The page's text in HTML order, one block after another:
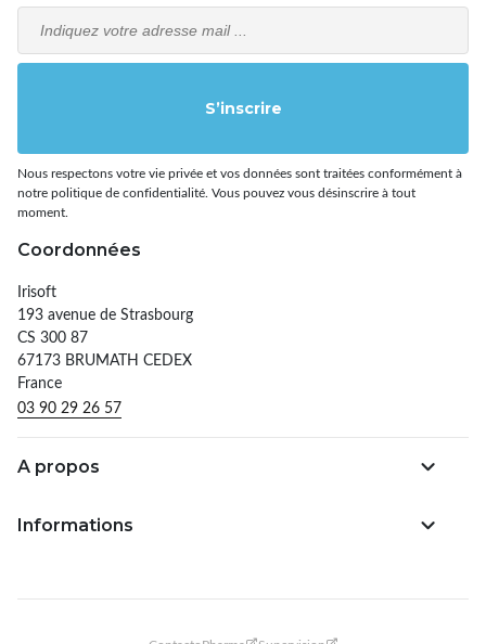
Email
S’inscrire
Nous respectons votre vie privée et vos données sont traitées conformément à
notre politique de confidentialité. Vous pouvez vous désinscrire à tout
moment.
Coordonnées
Irisoft
193 avenue de Strasbourg
CS 300 87
67173 BRUMATH CEDEX
France
03 90 29 26 57
A propos
Informations